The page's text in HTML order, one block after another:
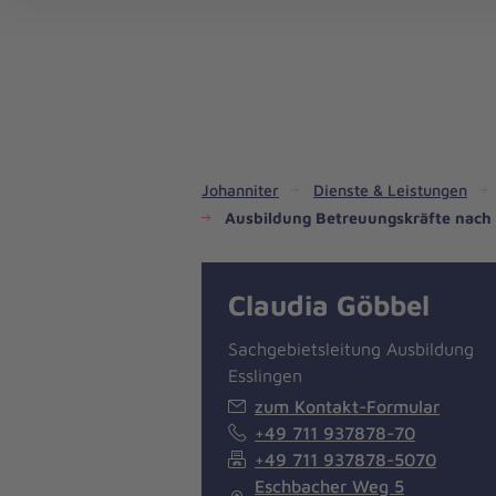
Johanniter Dienste & Leistungen
Ausbildung Betreuungskräfte nach
Claudia Göbbel
Sachgebietsleitung Ausbildung
Esslingen
zum Kontakt-Formular
+49 711 937878-70
+49 711 937878-5070
Eschbacher Weg 5